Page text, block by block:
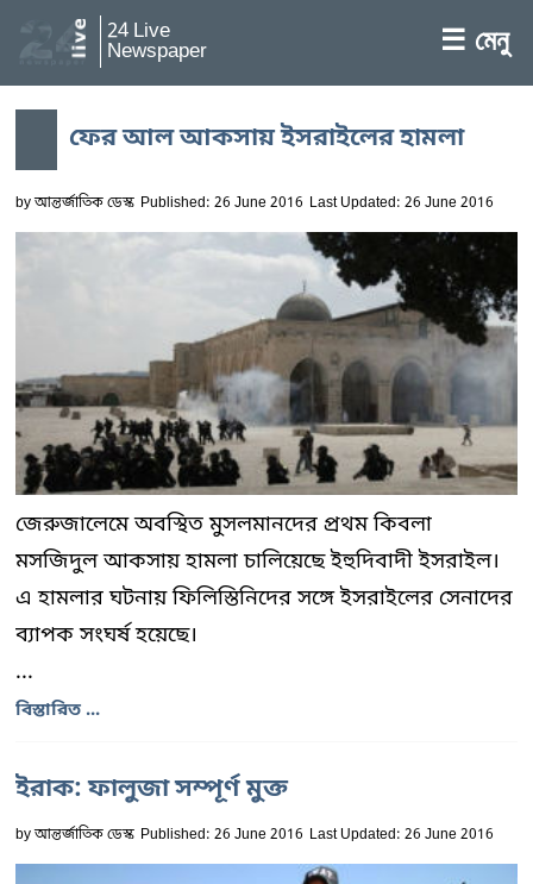
24 Live
Newspaper ☰ মেনু
ফের আল আকসায় ইসরাইলের হামলা
byআন্তর্জাতিক ডেস্ক Published: 26 June 2016 Last Updated: 26 June 2016
জেরুজালেমে অবস্থিত মুসলমানদের প্রথম কিবলা
মসজিদুল আকসায় হামলা চালিয়েছে ইহুদিবাদী ইসরাইল।
এ হামলার ঘটনায় ফিলিস্তিনিদের সঙ্গে ইসরাইলের সেনাদের
ব্যাপক সংঘর্ষ হয়েছে।
...
বিস্তারিত ...
ইরাক: ফালুজা সম্পূর্ণ মুক্ত
byআন্তর্জাতিক ডেস্ক Published: 26 June 2016 Last Updated: 26 June 2016